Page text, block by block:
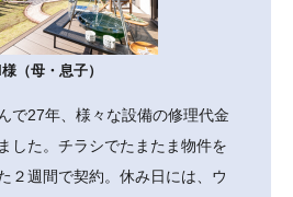
で27年、様々な設備の修理代金
した。チラシでたまたま物件を
２週間で契約。休み日には、ウ
（母・息子）